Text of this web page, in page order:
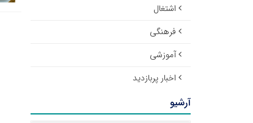
اشتغال
فرهنگی
آموزشی
اخبار پربازدید
آرشیو